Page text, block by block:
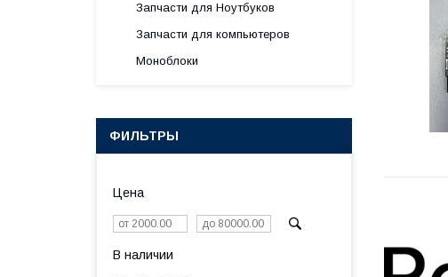
Запчасти для Ноутбуков
Запчасти для компьютеров
Моноблоки
ФИЛЬТРЫ
Цена
В наличии